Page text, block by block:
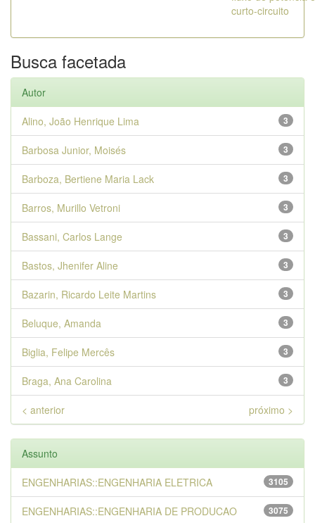
curto-circuito
Busca facetada
Autor
3
Alino, João Henrique Lima
3
Barbosa Junior, Moisés
3
Barboza, Bertiene Maria Lack
3
Barros, Murillo Vetroni
3
Bassani, Carlos Lange
3
Bastos, Jhenifer Aline
3
Bazarin, Ricardo Leite Martins
3
Beluque, Amanda
3
Biglia, Felipe Mercês
3
Braga, Ana Carolina
< anterior próximo >
Assunto
3105
ENGENHARIAS::ENGENHARIA ELETRICA
3075
ENGENHARIAS::ENGENHARIA DE PRODUCAO